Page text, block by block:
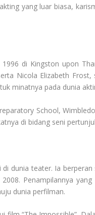
yang luar biasa,
di Kingston upon
Nicola Elizabeth
minatnya pada dunia
School,
di bidang seni
dunia teater. Ia
Penampilannya
dunia perfilman.